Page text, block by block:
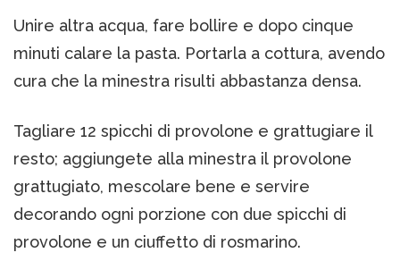
Unire altra acqua, fare bollire e dopo cinque
minuti calare la pasta. Portarla a cottura, avendo
cura che la minestra risulti abbastanza densa.
Tagliare 12 spicchi di provolone e grattugiare il
resto; aggiungete alla minestra il provolone
grattugiato, mescolare bene e servire
decorando ogni porzione con due spicchi di
provolone e un ciuffetto di rosmarino.